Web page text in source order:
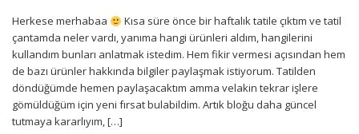
Herkese merhabaa
Kısa süre önce bir haftalık tatile çıktım ve tatil
çantamda neler vardı, yanıma hangi ürünleri aldım, hangilerini
kullandım bunları anlatmak istedim. Hem fikir vermesi açısından hem
de bazı ürünler hakkında bilgiler paylaşmak istiyorum. Tatilden
döndüğümde hemen paylaşacaktım amma velakin tekrar işlere
gömüldüğüm için yeni fırsat bulabildim. Artık bloğu daha güncel
tutmaya kararlıyım, […]